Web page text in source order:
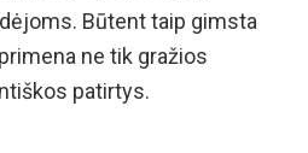
Būtent taip gimsta
ne tik gražios
patirtys.